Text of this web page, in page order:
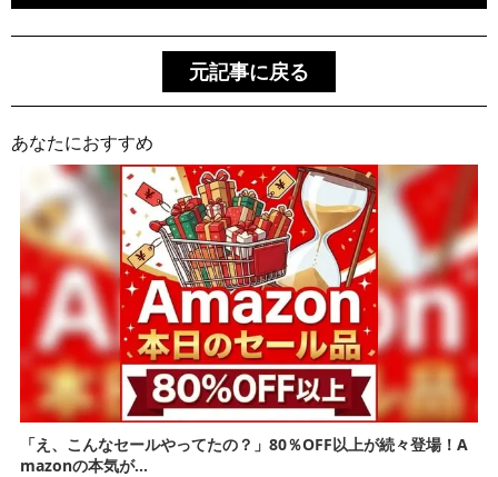
元記事に戻る
あなたにおすすめ
「え、こんなセールやってたの？」80％OFF以上が続々登場！A
mazonの本気が...